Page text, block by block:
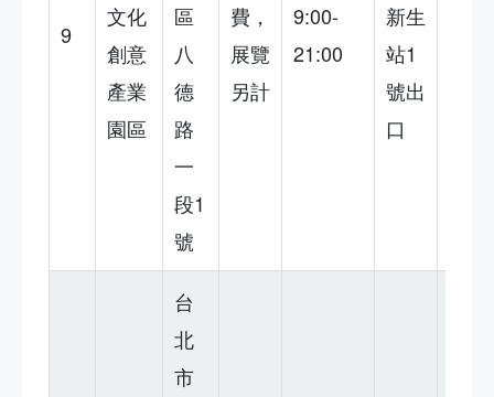
9
文化
創意
產業
園區
區
八
德
路
一
段1
號
費，
展覽
另計
9:00-
21:00
新生
站1
號出
口
台
北
市